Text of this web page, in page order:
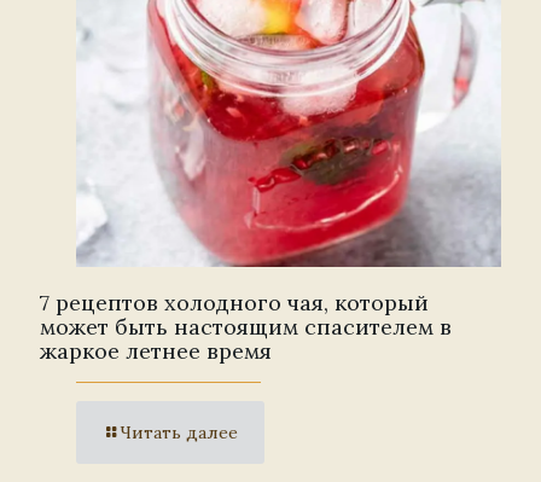
7 рецептов холодного чая, который
может быть настоящим спасителем в
жаркое летнее время
Читать далее